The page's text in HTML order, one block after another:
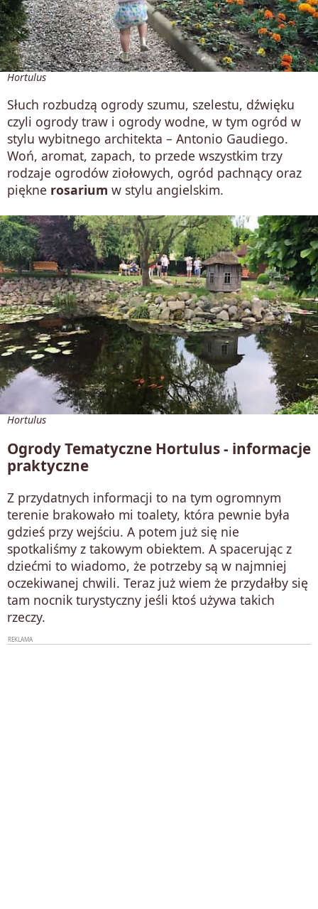
Hortulus
Słuch rozbudzą ogrody szumu, szelestu, dźwięku
czyli ogrody traw i ogrody wodne, w tym ogród w
stylu wybitnego architekta – Antonio Gaudiego.
Woń, aromat, zapach, to przede wszystkim trzy
rodzaje ogrodów ziołowych, ogród pachnący oraz
piękne rosarium w stylu angielskim.
Hortulus
Ogrody Tematyczne Hortulus - informacje
praktyczne
Z przydatnych informacji to na tym ogromnym
terenie brakowało mi toalety, która pewnie była
gdzieś przy wejściu. A potem już się nie
spotkaliśmy z takowym obiektem. A spacerując z
dziećmi to wiadomo, że potrzeby są w najmniej
oczekiwanej chwili. Teraz już wiem że przydałby się
tam nocnik turystyczny jeśli ktoś używa takich
rzeczy.